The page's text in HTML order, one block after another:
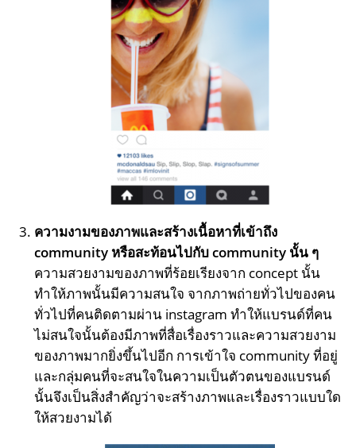
ความงามของภาพและสร้างเนื้อหาที่เข้าถึง
community หรือสะท้อนไปกับ community นั้น ๆ
ความสวยงามของภาพที่ร้อยเรียงจาก concept นั้น
ทำให้ภาพนั้นมีความสนใจ จากภาพถ่ายทั่วไปของคน
ทั่วไปที่คนติดตามผ่าน instagram ทำให้แบรนด์ที่คน
ไม่สนใจนั้นต้องมีภาพที่สื่อเรื่องราวและความสวยงาม
ของภาพมากยิ่งขึ้นไปอีก การเข้าใจ community ที่อยู่
และกลุ่มคนที่จะสนใจในความเป็นตัวตนของแบรนด์
นั้นจึงเป็นสิ่งสำคัญว่าจะสร้างภาพและเรื่องราวแบบใด
ให้สวยงามได้